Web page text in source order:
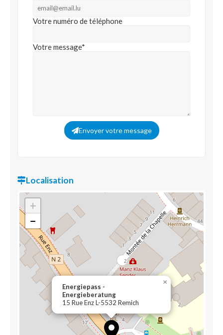
Votre numéro de téléphone
Votre message*
Envoyer votre message
Localisation
Energiepass -
Energieberatung
15 Rue Enz L-5532 Remich
×
+
−